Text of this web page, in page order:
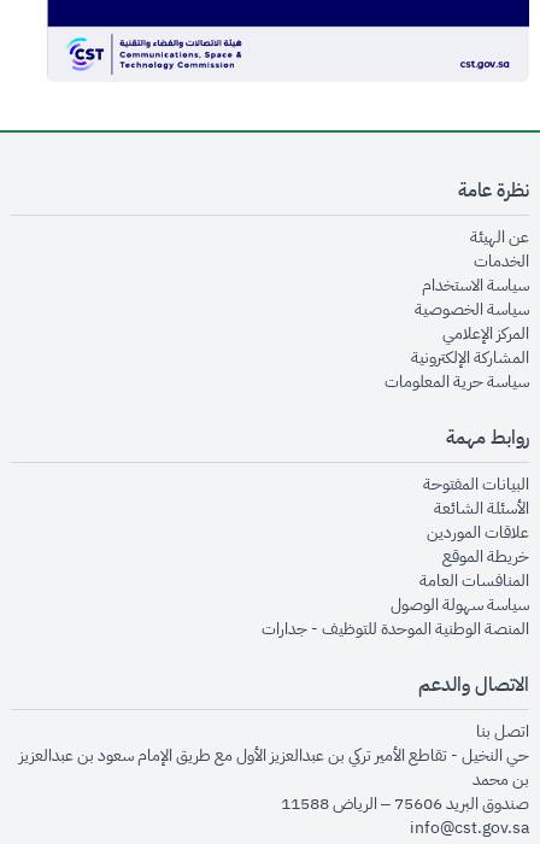
نظرة عامة
عن الهيئةopens in new window
الخدماتopens in new window
سياسة الاستخدام
سياسة الخصوصيةopens in new window
المركز الإعلاميopens in new window
المشاركة الإلكترونيةopens in new window
سياسة حرية المعلوماتopens in new window
روابط مهمة
البيانات المفتوحةopens in new window
الأسئلة الشائعةopens in new window
علاقات الموردينopens in new window
خريطة الموقعopens in new window
المنافسات العامةopens in new window
سياسة سهولة الوصولopens in new window
المنصة الوطنية الموحدة للتوظيف - جداراتopens in new window
الاتصال والدعم
اتصل بنا
حي النخيل - تقاطع الأمير تركي بن عبدالعزيز الأول مع طريق الإمام سعود بن عبدالعزيز
بن محمد
صندوق البريد 75606 – الرياض 11588
info@cst.gov.sa